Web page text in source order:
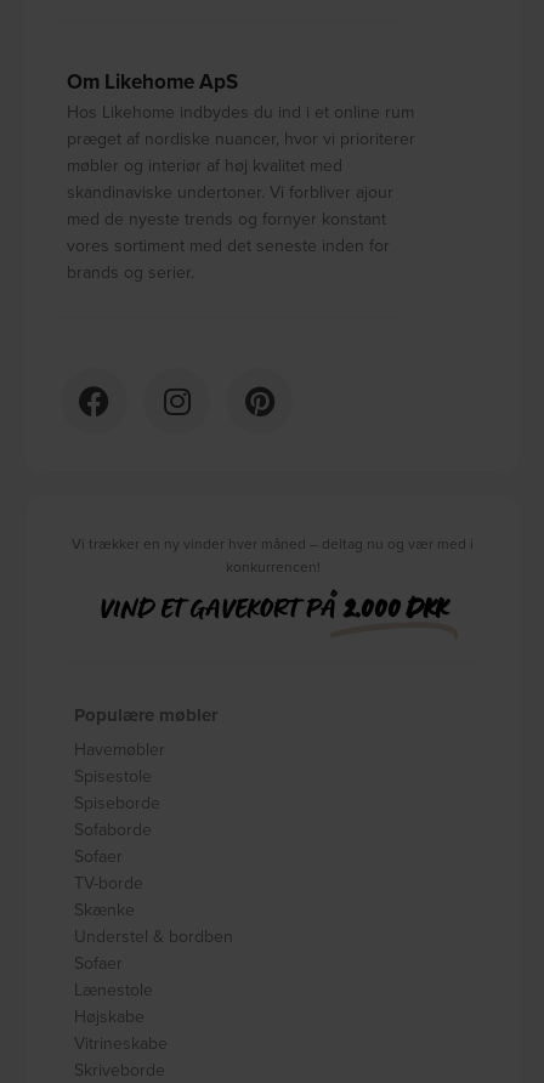
Om Likehome ApS
Hos Likehome indbydes du ind i et online rum
præget af nordiske nuancer, hvor vi prioriterer
møbler og interiør af høj kvalitet med
skandinaviske undertoner. Vi forbliver ajour
med de nyeste trends og fornyer konstant
vores sortiment med det seneste inden for
brands og serier.
Vi trækker en ny vinder hver måned – deltag nu og vær med i
konkurrencen!
VIND ET GAVEKORT PÅ2.000 DKK
Populære møbler
Havemøbler
Spisestole
Spiseborde
Sofaborde
Sofaer
TV-borde
Skænke
Understel & bordben
Sofaer
Lænestole
Højskabe
Vitrineskabe
Skriveborde